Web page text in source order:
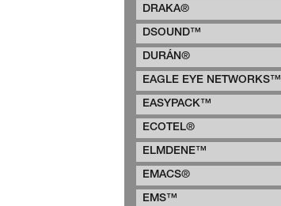
DRAKA®
DSOUND™
DURÁN®
EAGLE EYE NETWORKS™
EASYPACK™
ECOTEL®
ELMDENE™
EMACS®
EMS™